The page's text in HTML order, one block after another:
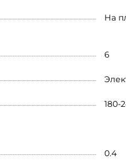
На
6
180-
0.4